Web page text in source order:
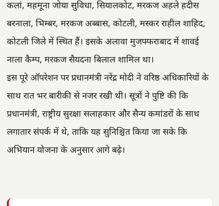
कलां, महमूना जोया सुविधा, सियालकोट, मरकज अहले हदीस
बरनाला, भिम्बर, मरकज अब्बास, कोटली, मस्कर राहील शाहिद,
कोटली जिले में स्थित हैं। इसके अलावा मुजफ्फराबाद में शावई
नाला कैम्प, मरकज सैयदना बिलाल शामिल था।
इस पूरे ऑपरेशन पर प्रधानमंत्री नरेंद्र मोदी ने वरिष्ठ अधिकारियों के
साथ रात भर बारीकी से नजर रखी थी। सूत्रों ने पुष्टि की कि
प्रधानमंत्री, राष्ट्रीय सुरक्षा सलाहकार और सैन्य कमांडरों के साथ
लगातार संपर्क में थे, ताकि यह सुनिश्चित किया जा सके कि
अभियान योजना के अनुसार आगे बढ़े।